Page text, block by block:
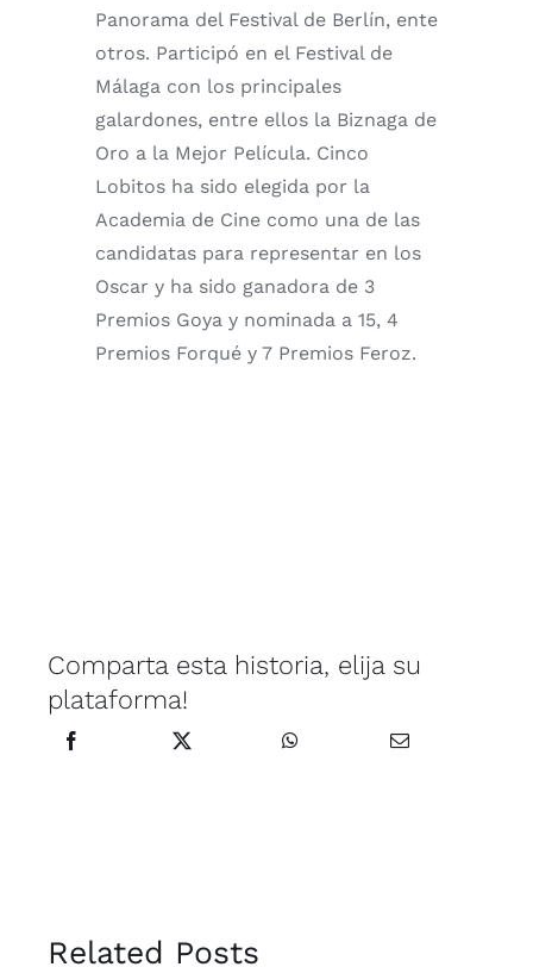
Panorama del Festival de Berlín, ente
otros. Participó en el Festival de
Málaga con los principales
galardones, entre ellos la Biznaga de
Oro a la Mejor Película. Cinco
Lobitos ha sido elegida por la
Academia de Cine como una de las
candidatas para representar en los
Oscar y ha sido ganadora de 3
Premios Goya y nominada a 15, 4
Premios Forqué y 7 Premios Feroz.
Comparta esta historia, elija su
plataforma!
Related Posts